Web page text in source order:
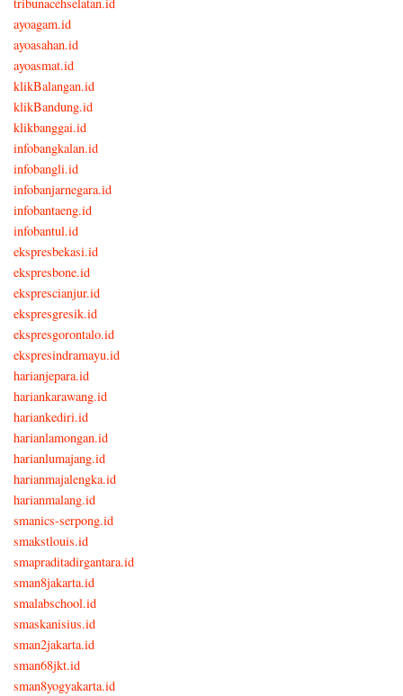
ayoagam.id
ayoasahan.id
ayoasmat.id
klikBalangan.id
klikBandung.id
klikbanggai.id
infobangkalan.id
infobangli.id
infobanjarnegara.id
infobantaeng.id
infobantul.id
ekspresbekasi.id
ekspresbone.id
eksprescianjur.id
ekspresgresik.id
ekspresgorontalo.id
ekspresindramayu.id
harianjepara.id
hariankarawang.id
hariankediri.id
harianlamongan.id
harianlumajang.id
harianmajalengka.id
harianmalang.id
smanics-serpong.id
smakstlouis.id
smapraditadirgantara.id
sman8jakarta.id
smalabschool.id
smaskanisius.id
sman2jakarta.id
sman68jkt.id
sman8yogyakarta.id